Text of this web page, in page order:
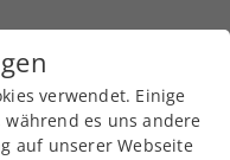
verwendet. Einige
es uns andere
auf unserer Webseite